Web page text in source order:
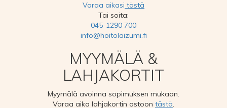
Varaa aikasi tästä
Tai soita:
045-1290 700
info@hoitolaizumi.fi
MYYMÄLÄ &
LAHJAKORTIT
Myymälä avoinna sopimuksen mukaan.
Varaa aika lahjakortin ostoon tästä.